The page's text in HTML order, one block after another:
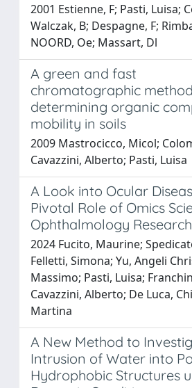
2001 Estienne, F; Pasti, Luisa;
Walczak, B; Despagne, F;
NOORD, Oe; Massart, Dl
A green and fast
chromatographic
determining organic
mobility in soils
2009 Mastrocicco, Micol;
Cavazzini, Alberto; Pasti, Luisa
A Look into Ocular
Pivotal Role of Omics
Ophthalmology Research
2024 Fucito, Maurine;
Felletti, Simona; Yu, Angeli
Massimo; Pasti, Luisa;
Cavazzini, Alberto; De Luca,
Martina
A New Method to
Intrusion of Water into
Hydrophobic Structures